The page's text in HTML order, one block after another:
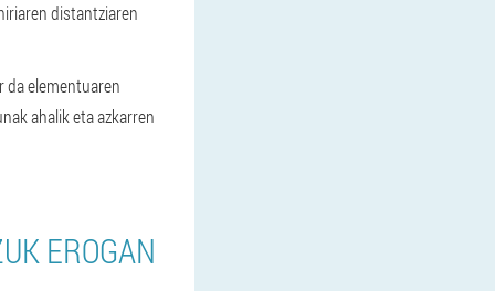
distantziaren
da elementuaren
ahalik eta azkarren
EROGAN